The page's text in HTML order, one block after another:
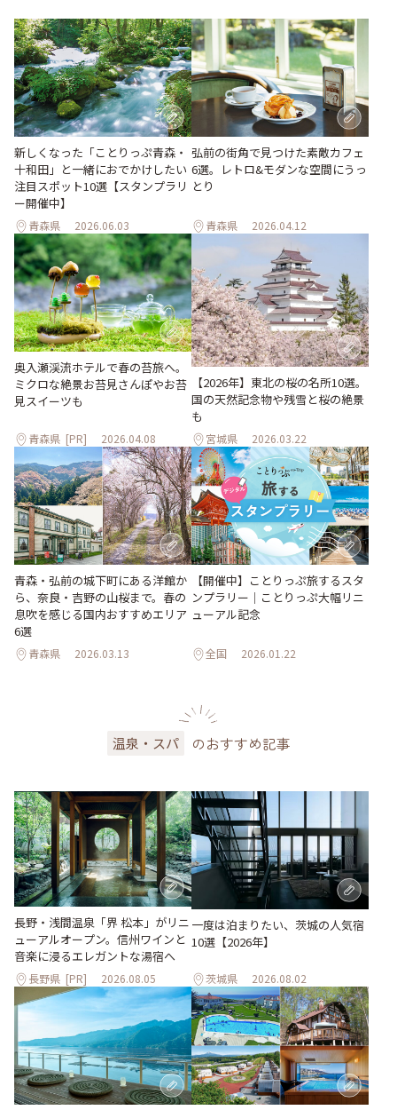
新しくなった「ことりっぷ青森・
十和田」と一緒におでかけしたい
注目スポット10選【スタンプラリ
ー開催中】
青森県 2026.06.03
弘前の街角で見つけた素敵カフェ
6選。レトロ&モダンな空間にうっ
とり
青森県 2026.04.12
奥入瀬渓流ホテルで春の苔旅へ。
ミクロな絶景お苔見さんぽやお苔
見スイーツも
青森県 [PR] 2026.04.08
【2026年】東北の桜の名所10選。
国の天然記念物や残雪と桜の絶景
も
宮城県 2026.03.22
青森・弘前の城下町にある洋館か
ら、奈良・吉野の山桜まで。春の
息吹を感じる国内おすすめエリア
6選
青森県 2026.03.13
【開催中】ことりっぷ旅するスタ
ンプラリー｜ことりっぷ大幅リニ
ューアル記念
全国 2026.01.22
温泉・スパ のおすすめ記事
長野・浅間温泉「界 松本」がリニ
ューアルオープン。信州ワインと
音楽に浸るエレガントな湯宿へ
長野県 [PR] 2026.08.05
一度は泊まりたい、茨城の人気宿
10選【2026年】
茨城県 2026.08.02